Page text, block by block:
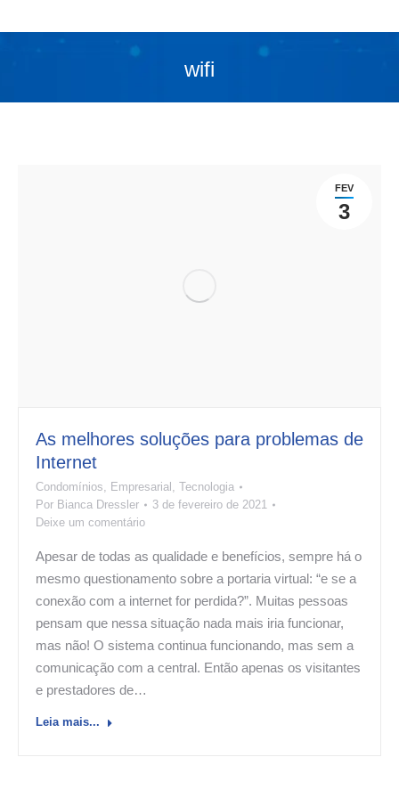
wifi
FEV
3
As melhores soluções para problemas de
Internet
Condomínios, Empresarial , Tecnologia
Por Bianca Dressler
3 de fevereiro de 2021
Deixe um comentário
Apesar de todas as qualidade e benefícios, sempre há o
mesmo questionamento sobre a portaria virtual: “e se a
conexão com a internet for perdida?”. Muitas pessoas
pensam que nessa situação nada mais iria funcionar,
mas não! O sistema continua funcionando, mas sem a
comunicação com a central. Então apenas os visitantes
e prestadores de…
Leia mais...